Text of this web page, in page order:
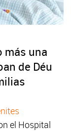
más una
de Déu
el Hospital